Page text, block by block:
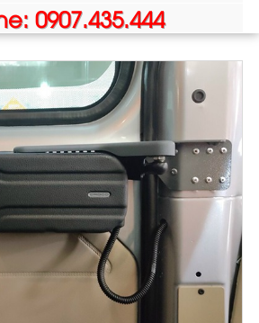
0907.435.444